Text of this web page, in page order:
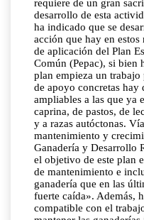
requiere de un gran
desarrollo de esta
ha indicado que se
acción que hay en
de aplicación del Plan
Común (Pepac), si bien
plan empieza un trabajo
de apoyo concretas hay
ampliables a las que ya
caprina, de pastos, de
y a razas autóctonas.
mantenimiento y
Ganadería y Desarrollo
el objetivo de este plan
de mantenimiento e
ganadería que en las
fuerte caída». Además,
compatible con el